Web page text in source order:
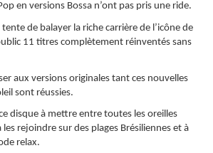
en versions Bossa n’ont pas pris une ride.
tente de balayer la riche carrière de l’icône de
11 titres complètement réinventés sans
aux versions originales tant ces nouvelles
sont réussies.
disque à mettre entre toutes les oreilles
rejoindre sur des plages Brésiliennes et à
relax.